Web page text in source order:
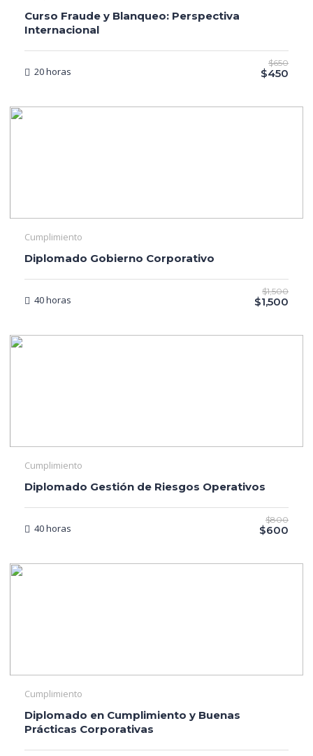
Curso Fraude y Blanqueo: Perspectiva
Internacional
20 horas
$650
$450
Cumplimiento
Diplomado Gobierno Corporativo
40 horas
$1,500
$1,500
Cumplimiento
Diplomado Gestión de Riesgos Operativos
40 horas
$800
$600
Cumplimiento
Diplomado en Cumplimiento y Buenas
Prácticas Corporativas